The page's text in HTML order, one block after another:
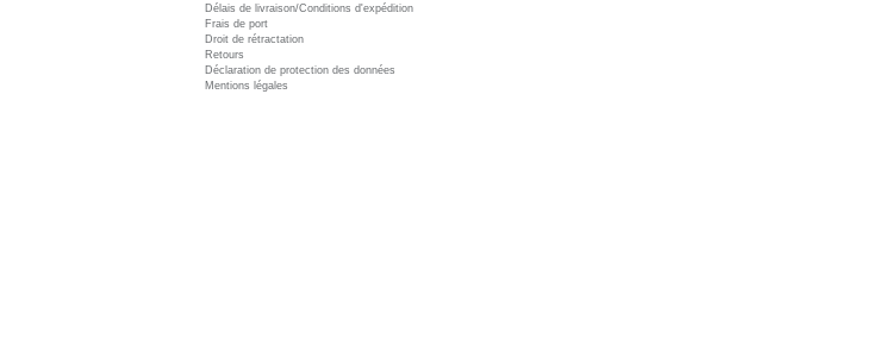
Délais de livraison/Conditions d'expédition
Frais de port
Droit de rétractation
Retours
Déclaration de protection des données
Mentions légales